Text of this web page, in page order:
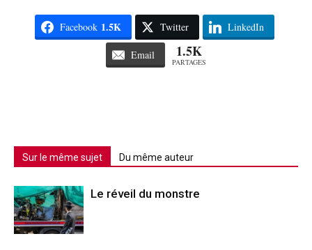
Facebook 1.5K Twitter LinkedIn
Email 1.5K
PARTAGES
Sur le même sujet Du même auteur
Le réveil du monstre